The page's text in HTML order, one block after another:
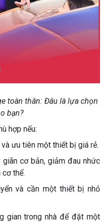
toàn thân: Đâu là lựa chọn
bạn?
hợp nếu:
ưu tiên một thiết bị giá rẻ.
cơ bản, giảm đau nhức
thể.
và cần một thiết bị nhỏ
gian trong nhà để đặt một